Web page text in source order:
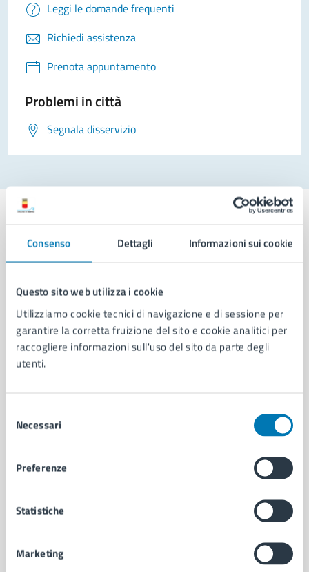
Consenso Dettagli Informazioni sui cookie
Questo sito web utilizza i cookie
Utilizziamo cookie tecnici di navigazione e di sessione per
garantire la corretta fruizione del sito e cookie analitici per
raccogliere informazioni sull'uso del sito da parte degli
utenti.
delNecessari
Preferenze
Statistiche
Marketing
Leggi le domande frequenti
Richiedi assistenza
Prenota appuntamento
Problemi in città
Segnala disservizio
Comune di Napoli
AMMINISTRAZIONE
Aree amministrative
Organi di governo
Municipalità
Personale amministrativo
Intranet, posta aziendale e protocollo
CATEGORIE DI SERVIZIO
Autorizzazioni